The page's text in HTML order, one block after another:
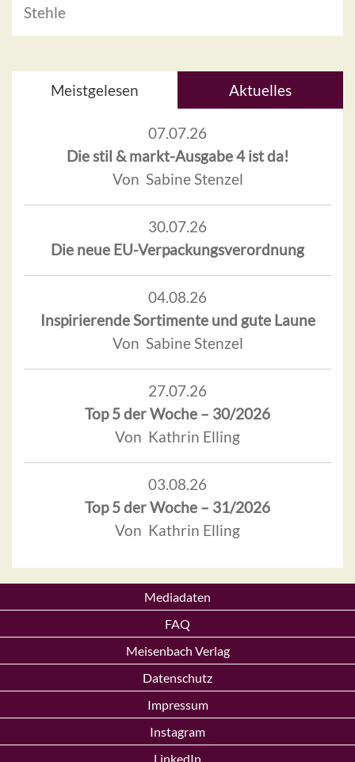
Stehle
Meistgelesen Aktuelles
07.07.26
Die stil & markt-Ausgabe 4 ist da!
Von Sabine Stenzel
30.07.26
Die neue EU-Verpackungsverordnung
04.08.26
Inspirierende Sortimente und gute Laune
Von Sabine Stenzel
27.07.26
Top 5 der Woche – 30/2026
Von Kathrin Elling
03.08.26
Top 5 der Woche – 31/2026
Von Kathrin Elling
Mediadaten
FAQ
Meisenbach Verlag
Datenschutz
Impressum
Instagram
LinkedIn